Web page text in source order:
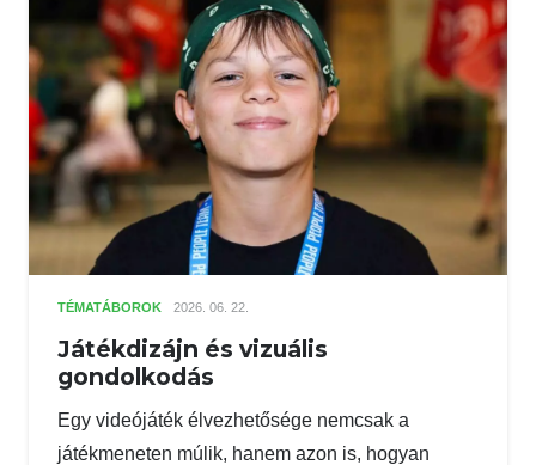
TÉMATÁBOROK 2026. 06. 22.
Játékdizájn és vizuális
gondolkodás
Egy videójáték élvezhetősége nemcsak a
játékmeneten múlik, hanem azon is, hogyan